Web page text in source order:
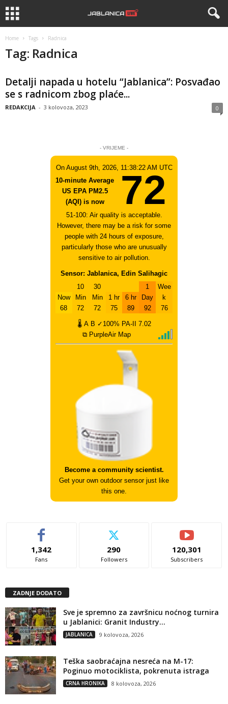
Home Tags Radnica
Tag: Radnica
Detalji napada u hotelu “Jablanica”: Posvađao
se s radnicom zbog plaće...
REDAKCIJA - 3 kolovoza, 2023 0
- VRIJEME -
On August 9th, 2026, 11:38:22 AM UTC
10-minute Average
US EPA PM2.5
(AQI) is now
72
51-100: Air quality is acceptable.
However, there may be a risk for some
people with 24 hours of exposure,
particularly those who are unusually
sensitive to air pollution.
Sensor: Jablanica, Edin Salihagic
Now
68
10
Min
72
30
Min
72
1 hr
75
6 hr
89
1
Day
92
Wee
k
76
🌡 A B ✓100% PA-II
7.02
⧉ PurpleAir Map
Become a community scientist.
Get your own outdoor sensor just like
this one.
1,342
Fans
290
Followers
120,301
Subscribers
ZADNJE DODATO
Sve je spremno za završnicu noćnog turnira
u Jablanici: Granit Industry...
JABLANICA 9 kolovoza, 2026
Teška saobraćajna nesreća na M-17:
Poginuo motociklista, pokrenuta istraga
CRNA HRONIKA 8 kolovoza, 2026